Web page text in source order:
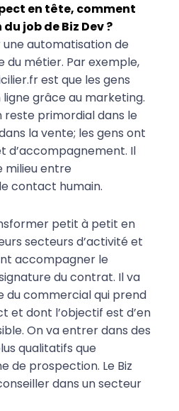
en tête, comment
job de Biz Dev ?
automatisation de
du métier. Par exemple,
est que les gens
ligne grâce au marketing.
reste primordial dans le
la vente; les gens ont
d’accompagnement. Il
milieu entre
contact humain.
petit à petit en
secteurs d’activité et
accompagner le
du contrat. Il va
du commercial qui prend
et dont l’objectif est d’en
On va entrer dans des
qualitatifs que
de prospection. Le Biz
dans un secteur